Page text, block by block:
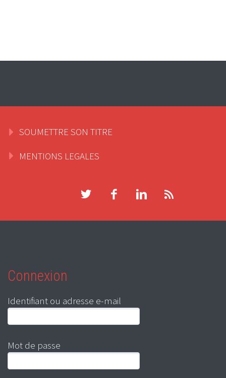
SOUMETTRE SON TITRE
MENTIONS LEGALES
Connexion
Identifiant ou adresse e-mail
Mot de passe